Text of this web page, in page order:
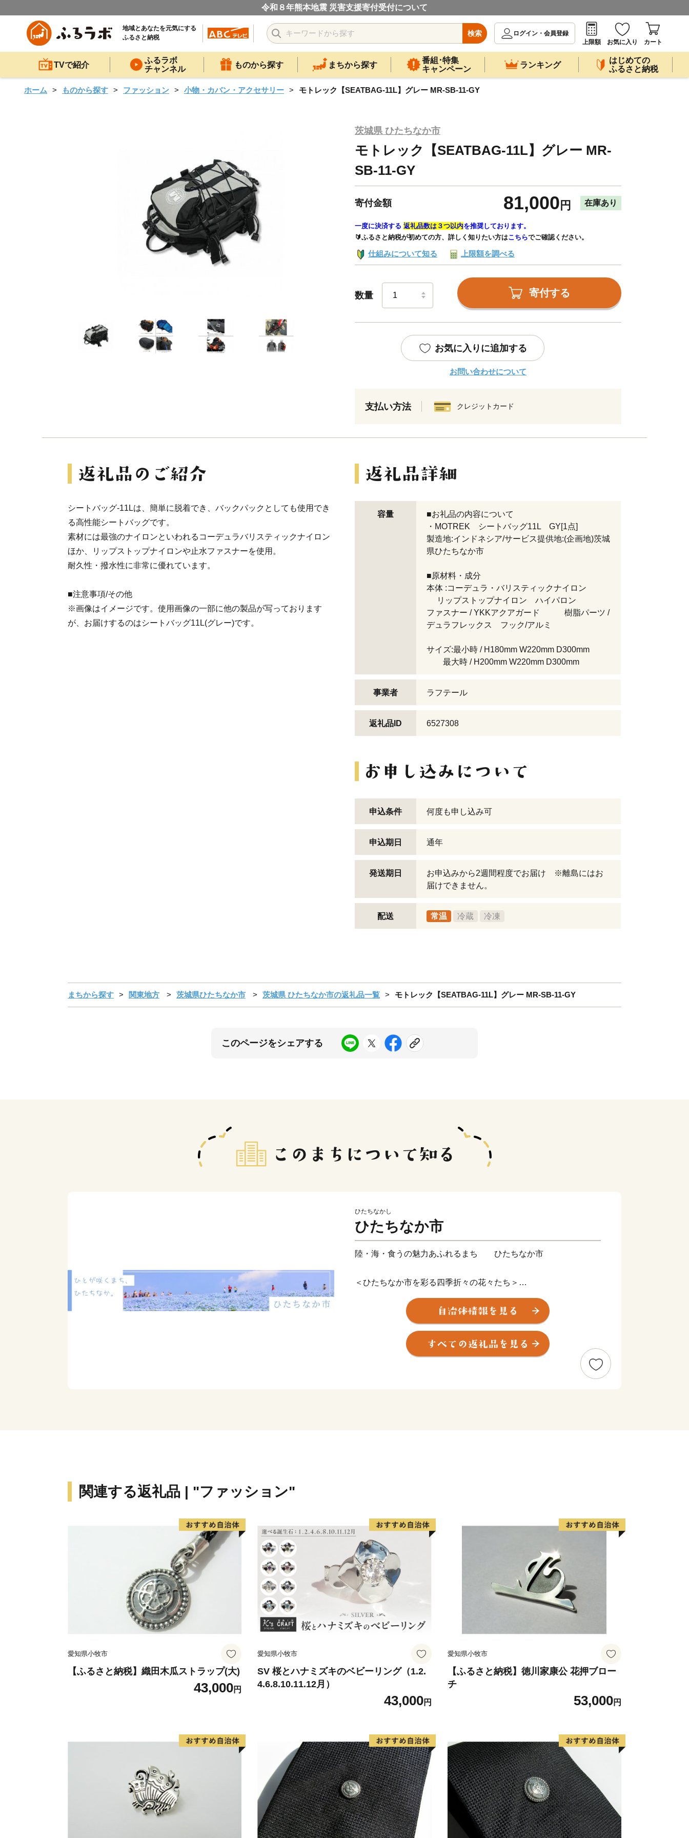
令和８年熊本地震 災害支援寄付受付について
地域とあなたを元気にする
ふるさと納税
検索
ログイン・会員登録
上限額
お気に入り カート
TVで紹介
ふるラボ
チャンネル
ものから探す まちから探す
番組･特集
キャンペーン
ランキング
はじめての
ふるさと納税
ホーム ものから探す ファッション 小物・カバン・アクセサリー モトレック【SEATBAG-11L】グレー MR-SB-11-GY
茨城県 ひたちなか市
モトレック【SEATBAG-11L】グレー MR-
SB-11-GY
寄付金額 81,000 円 在庫あり
一度に決済する 返礼品数は３つ以内を推奨しております。
🔰ふるさと納税が初めての方、詳しく知りたい方はこちらでご確認ください。
仕組みについて知る 上限額を調べる
数量 寄付する
お気に入りに追加する
お問い合わせについて
支払い方法 クレジットカード
シートバッグ‐11Lは、簡単に脱着でき、バックパックとしても使用でき
る高性能シートバッグです。
素材には最強のナイロンといわれるコーデュラバリスティックナイロン
ほか、リップストップナイロンや止水ファスナーを使用。
耐久性・撥水性に非常に優れています。
■注意事項/その他
※画像はイメージです。使用画像の一部に他の製品が写っております
が、お届けするのはシートバッグ11L(グレー)です。
容量
■お礼品の内容について
・MOTREK シートバッグ11L GY[1点]
製造地:インドネシア/サービス提供地:(企画地)茨城
県ひたちなか市
■原材料・成分
本体 :コーデュラ・バリスティックナイロン
リップストップナイロン ハイパロン
ファスナー / YKKアクアガード 樹脂パーツ /
デュラフレックス フック/アルミ
サイズ:最小時 / H180mm W220mm D300mm
最大時 / H200mm W220mm D300mm
事業者 ラフテール
返礼品ID 6527308
申込条件 何度も申し込み可
申込期日 通年
発送期日
お申込みから2週間程度でお届け ※離島にはお
届けできません。
配送 常温 冷蔵 冷凍
まちから探す 関東地方 茨城県ひたちなか市 茨城県 ひたちなか市の返礼品一覧 モトレック【SEATBAG-11L】グレー MR-SB-11-GY
このページをシェアする
ひたちなかし
ひたちなか市
陸・海・食うの魅力あふれるまち ひたちなか市
＜ひたちなか市を彩る四季折々の花々たち＞
ひたちなか市は茨城県の中央部、県都水戸市に隣接。暖かな春が訪
れる頃、国営ひたち海浜公園では、香り高く色鮮やかなスイセン、
カラフルで可愛らしいチューリップ、そして、『死ぬまでに行きた
い！世界の絶景』と評され空の青・海の青のハーモニーが美しいネ
モフィラが見頃を迎え、大勢の観光客で賑わいます。夏に突如姿を
現す新緑のコキアは、秋にかけて赤と緑のグラデーションを表現
量日本一を誇り、多数の水産加工会社では様々な商品の製造、オリ
ジナル商品の開発が盛んに行われています。また、日本屈指の生産
量を誇る「ほしいも」は無添加のヘルシースイーツとして子供から
大人まで皆に愛されるひたちなか市ソウルフードです。
＜ひたちなか海浜鉄道湊線＞
ひたちなか海浜鉄道湊線は、大正２年（1913年）に運行を開始し
た歴史あるローカル線であり、地域を象徴する存在として地元民に
愛されています。映画「フラガール」をはじめ、ドラマ・CM等の
築100年を超えた趣のある木造駅舎が魅力的で「関東の駅百選」に
選出されています。また、勝田駅から阿字ヶ浦駅まで計10駅（今
後、国営ひたち海浜公園前まで延伸予定）に設置されている駅名標
は、それぞれの地域の魅力が一目で伝わるユニークなデザインとな
ショートトリップを楽しむことができます。
関連する返礼品 | "ファッション"
愛知県小牧市
【ふるさと納税】織田木瓜ストラップ(大)
43,000円
愛知県小牧市
SV 桜とハナミズキのベビーリング（1.2.
4.6.8.10.11.12月）
43,000円
愛知県小牧市
【ふるさと納税】徳川家康公 花押ブロー
チ
53,000円